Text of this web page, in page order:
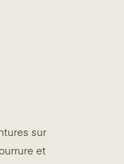
sur
et